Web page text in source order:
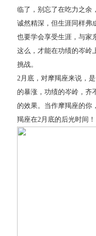
临了，别忘了在吃力之余
诚然精深，但生涯同样弗
也要学会享受生涯，与家
这么，才能在功绩的岑岭
挑战。
2月底，对摩羯座来说，
的暴涨，功绩的岑岭，齐
的效果。当作摩羯座的你
羯座在2月底的后光时间！